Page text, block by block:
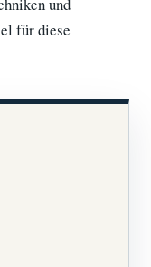
und
für diese